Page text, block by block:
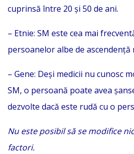
cuprinsă între 20 și 50 de ani.
– Etnie: SM este cea mai
persoanelor albe de
– Gene: Deși medicii nu cunosc
SM, o persoană poate avea
dezvolte dacă este rudă cu o
Nu este posibil să se modifice
factori.